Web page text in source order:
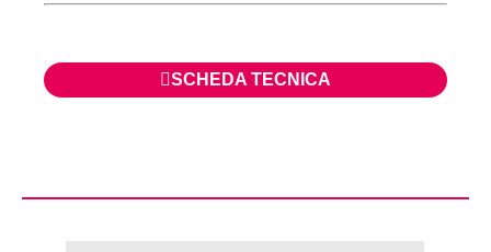
SCHEDA TECNICA